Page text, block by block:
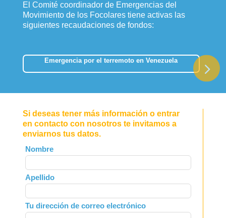
El Comité coordinador de Emergencias del
Movimiento de los Focolares tiene activas las
siguientes recaudaciones de fondos:
Emergencia por el terremoto en Venezuela
Si deseas tener más información o entrar
en contacto con nosotros te invitamos a
enviarnos tus datos.
Leave
this
field
blank
Nombre
Apellido
Tu dirección de correo electrónico